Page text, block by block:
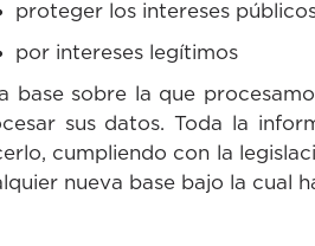
proteger los intereses
por intereses legítimos
base sobre la que
sus datos. Toda la
cumpliendo con la
nueva base bajo la cual